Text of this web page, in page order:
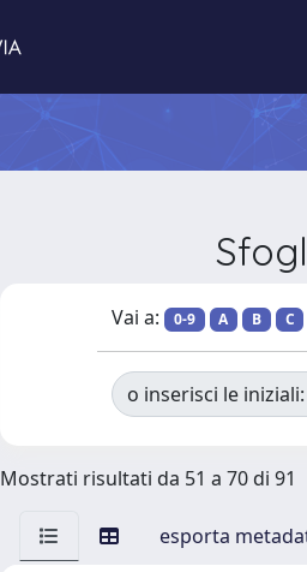
Vai a: 0-9 A B C
o inserisci le iniziali:
Mostrati risultati da 51 a 70 di 91
esporta